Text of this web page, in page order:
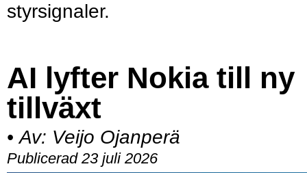
styrsignaler.
AI lyfter Nokia till ny
tillväxt
• Av: Veijo Ojanperä
Publicerad 23 juli 2026